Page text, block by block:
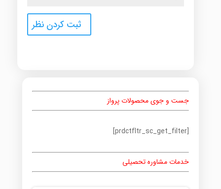
جست و جوی محصولات پرواز
[prdctfltr_sc_get_filter]
خدمات مشاوره تحصیلی